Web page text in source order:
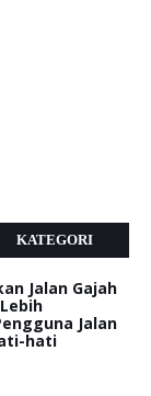
KATEGORI
Jalan Gajah
Jalan
hati